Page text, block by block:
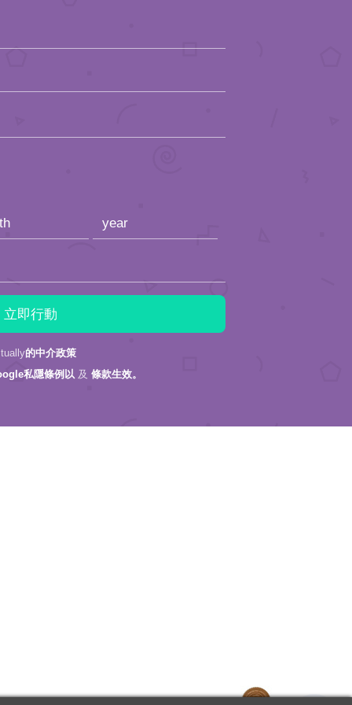
的中介政策
私隱條例以 及 條款生效。